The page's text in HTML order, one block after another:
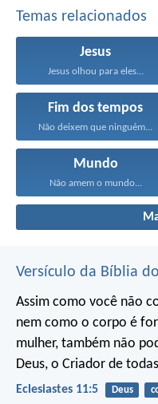
Temas relacionados
Jesus
Jesus olhou para eles...
Fim dos tempos
Não deixem que ninguém...
Mundo
Não amem o mundo...
Versículo da Bíblia
Assim como você não
nem como o corpo é
mulher, também não
Deus, o Criador de
Eclesiastes 11:5 Deus